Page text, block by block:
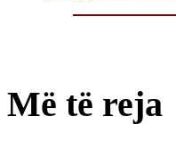
Më të reja